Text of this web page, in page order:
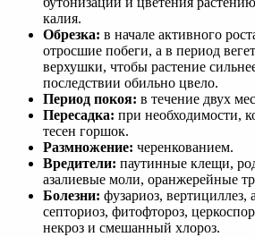
калия.
Обрезка: в начале активного
отросшие побеги, а в период
верхушки, чтобы растение
последствии обильно цвело.
Период покоя: в течение двух
Пересадка: при необходимости,
тесен горшок.
Размножение: черенкованием.
Вредители: паутинные клещи,
азалиевые моли, оранжерейные
Болезни: фузариоз, вертициллез,
септориоз, фитофтороз,
некроз и смешанный хлороз.